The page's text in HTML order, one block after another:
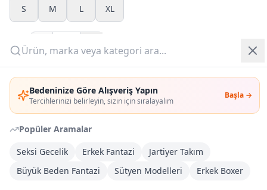
Bedeninize Göre Alışveriş Yapın
Tercihlerinizi belirleyin, sizin için sıralayalım
Başla →
Popüler Aramalar
Seksi Gecelik
Erkek Fantazi
Jartiyer Takım
Büyük Beden Fantazi
Sütyen Modelleri Erkek Boxer
Giriş Yap
Üye Ol
S M L XL
Adet:
Sepete Ekle
Şimdi Al
DHL Kargoya Teslim